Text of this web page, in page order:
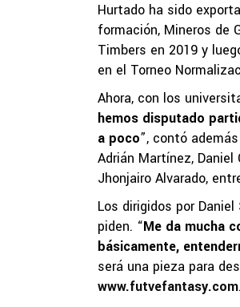
Hurtado ha sido
formación, Mineros de
Timbers en 2019 y
en el Torneo
Ahora, con los
hemos disputado
a poco”, contó
Adrián Martínez,
Jhonjairo Alvarado,
Los dirigidos por
piden. “Me da mucha
básicamente,
será una pieza para
www.futvefantasy.com